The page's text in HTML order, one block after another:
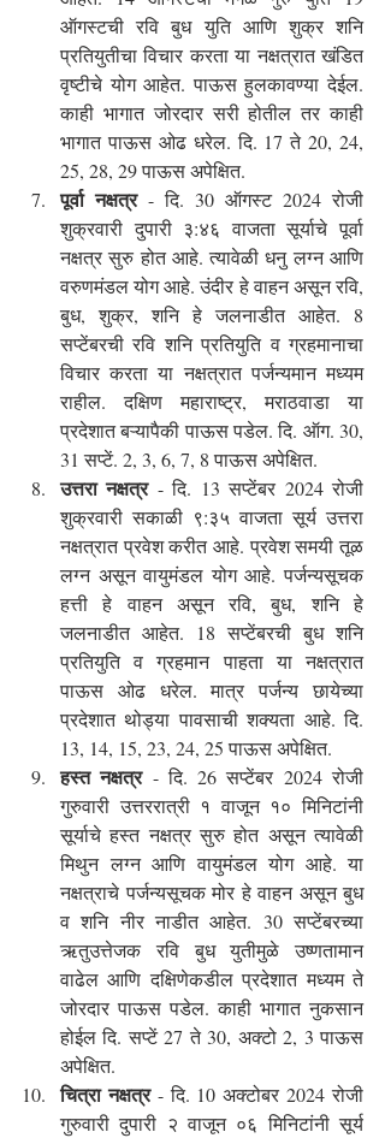
ऑगस्टची रवि बुध युति आणि शुक्र शनि
प्रतियुतीचा विचार करता या नक्षत्रात खंडित
वृष्टीचे योग आहेत. पाऊस हुलकावण्या देईल.
काही भागात जोरदार सरी होतील तर काही
भागात पाऊस ओढ धरेल. दि. 17 ते 20, 24,
25, 28, 29 पाऊस अपेक्षित.
पूर्वा नक्षत्र - दि. 30 ऑगस्ट 2024 रोजी
शुक्रवारी दुपारी ३:४६ वाजता सूर्याचे पूर्वा
नक्षत्र सुरु होत आहे. त्यावेळी धनु लग्न आणि
वरुणमंडल योग आहे. उंदीर हे वाहन असून रवि,
बुध, शुक्र, शनि हे जलनाडीत आहेत. 8
सप्टेंबरची रवि शनि प्रतियुति व ग्रहमानाचा
विचार करता या नक्षत्रात पर्जन्यमान मध्यम
राहील. दक्षिण महाराष्ट्र, मराठवाडा या
प्रदेशात बऱ्यापैकी पाऊस पडेल. दि. ऑग. 30,
31 सप्टें. 2, 3, 6, 7, 8 पाऊस अपेक्षित.
उत्तरा नक्षत्र - दि. 13 सप्टेंबर 2024 रोजी
शुक्रवारी सकाळी ९:३५ वाजता सूर्य उत्तरा
नक्षत्रात प्रवेश करीत आहे. प्रवेश समयी तूळ
लग्न असून वायुमंडल योग आहे. पर्जन्यसूचक
हत्ती हे वाहन असून रवि, बुध, शनि हे
जलनाडीत आहेत. 18 सप्टेंबरची बुध शनि
प्रतियुति व ग्रहमान पाहता या नक्षत्रात
पाऊस ओढ धरेल. मात्र पर्जन्य छायेच्या
प्रदेशात थोड्या पावसाची शक्यता आहे. दि.
13, 14, 15, 23, 24, 25 पाऊस अपेक्षित.
हस्त नक्षत्र - दि. 26 सप्टेंबर 2024 रोजी
गुरुवारी उत्तररात्री १ वाजून १० मिनिटांनी
सूर्याचे हस्त नक्षत्र सुरु होत असून त्यावेळी
मिथुन लग्न आणि वायुमंडल योग आहे. या
नक्षत्राचे पर्जन्यसूचक मोर हे वाहन असून बुध
व शनि नीर नाडीत आहेत. 30 सप्टेंबरच्या
ऋतुउत्तेजक रवि बुध युतीमुळे उष्णतामान
वाढेल आणि दक्षिणेकडील प्रदेशात मध्यम ते
जोरदार पाऊस पडेल. काही भागात नुकसान
होईल दि. सप्टें 27 ते 30, अक्टो 2, 3 पाऊस
अपेक्षित.
चित्रा नक्षत्र - दि. 10 अक्टोबर 2024 रोजी
गुरुवारी दुपारी २ वाजून ०६ मिनिटांनी सूर्य